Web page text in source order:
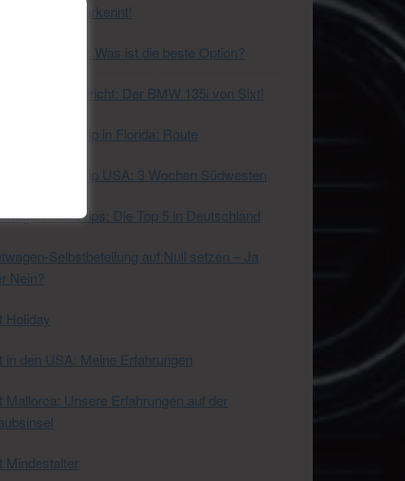
direkt erkennt!
tanken: Was ist die beste Option?
Fahrbericht: Der BMW 135i von Sixt!
Roadtrip in Florida: Route
Roadtrip USA: 3 Wochen Südwesten
Roadtrips: Die Top 5 in Deutschland
Selbstbeteilung auf Null setzen – Ja
Nein?
Holiday
in den USA: Meine Erfahrungen
Mallorca: Unsere Erfahrungen auf der
Mindestalter